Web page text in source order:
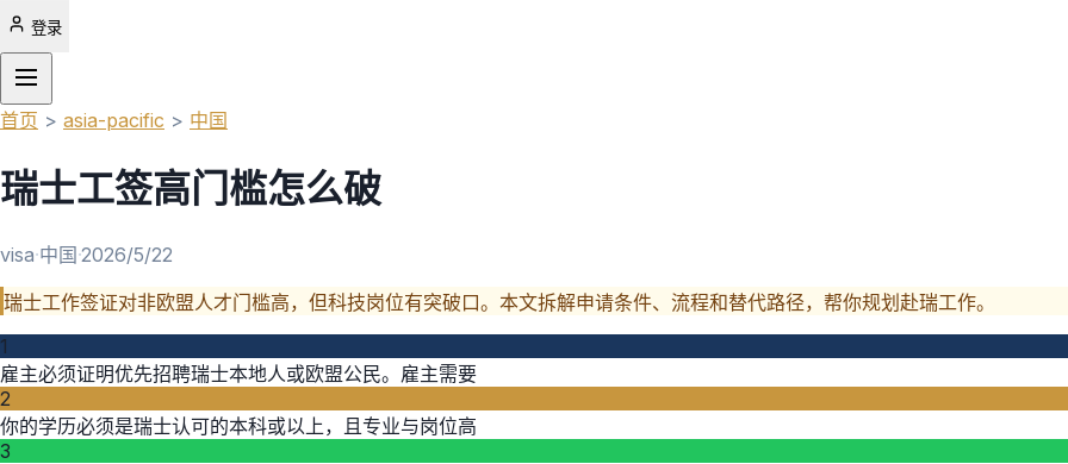
登录
首页 > asia-pacific > 中国
瑞士工签高门槛怎么破
visa·中国·2026/5/22
瑞士工作签证对非欧盟人才门槛高，但科技岗位有突破口。本文拆解申请条件、流程和替代路径，帮你规划赴瑞工作。
1
雇主必须证明优先招聘瑞士本地人或欧盟公民。雇主需要
2
你的学历必须是瑞士认可的本科或以上，且专业与岗位高
3